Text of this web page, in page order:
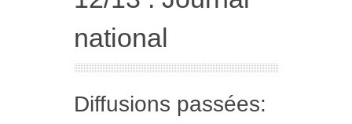
national
Diffusions passées: